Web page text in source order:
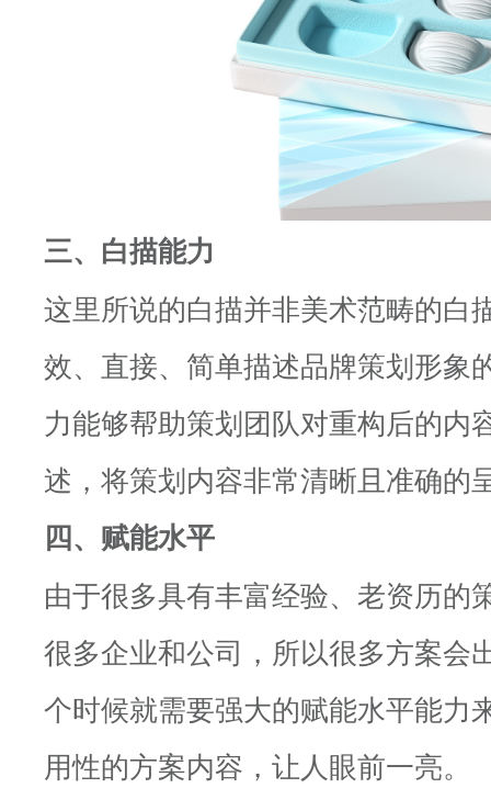
三、白描能力
这里所说的白描并非美术范畴的白
效、直接、简单描述品牌策划形象
力能够帮助策划团队对重构后的内
述，将策划内容非常清晰且准确的
四、赋能水平
由于很多具有丰富经验、老资历的
很多企业和公司，所以很多方案会
个时候就需要强大的赋能水平能力
用性的方案内容，让人眼前一亮。